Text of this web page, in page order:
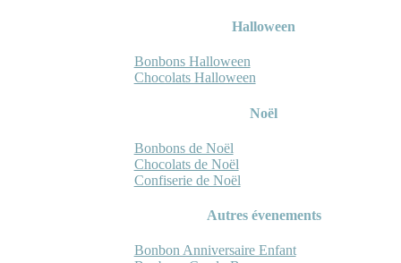
Halloween
Bonbons Halloween
Chocolats Halloween
Noël
Bonbons de Noël
Chocolats de Noël
Confiserie de Noël
Autres évenements
Bonbon Anniversaire Enfant